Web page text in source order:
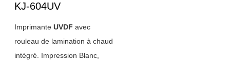
KJ-604UV
ImprimanteUVDFavec
rouleau de lamination à chaud
intégré. Impression Blanc,